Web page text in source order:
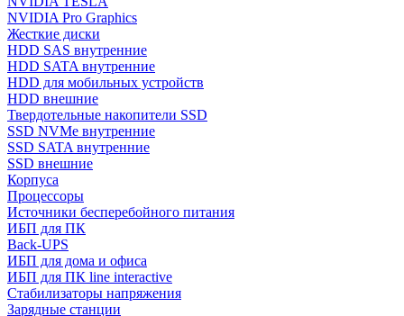
NVIDIA Pro Graphics
Жесткие диски
HDD SAS внутренние
HDD SATA внутренние
HDD для мобильных устройств
HDD внешние
Твердотельные накопители SSD
SSD NVMe внутренние
SSD SATA внутренние
SSD внешние
Корпуса
Процессоры
Источники бесперебойного питания
ИБП для ПК
Back-UPS
ИБП для дома и офиса
ИБП для ПК linе interactive
Стабилизаторы напряжения
Зарядные станции